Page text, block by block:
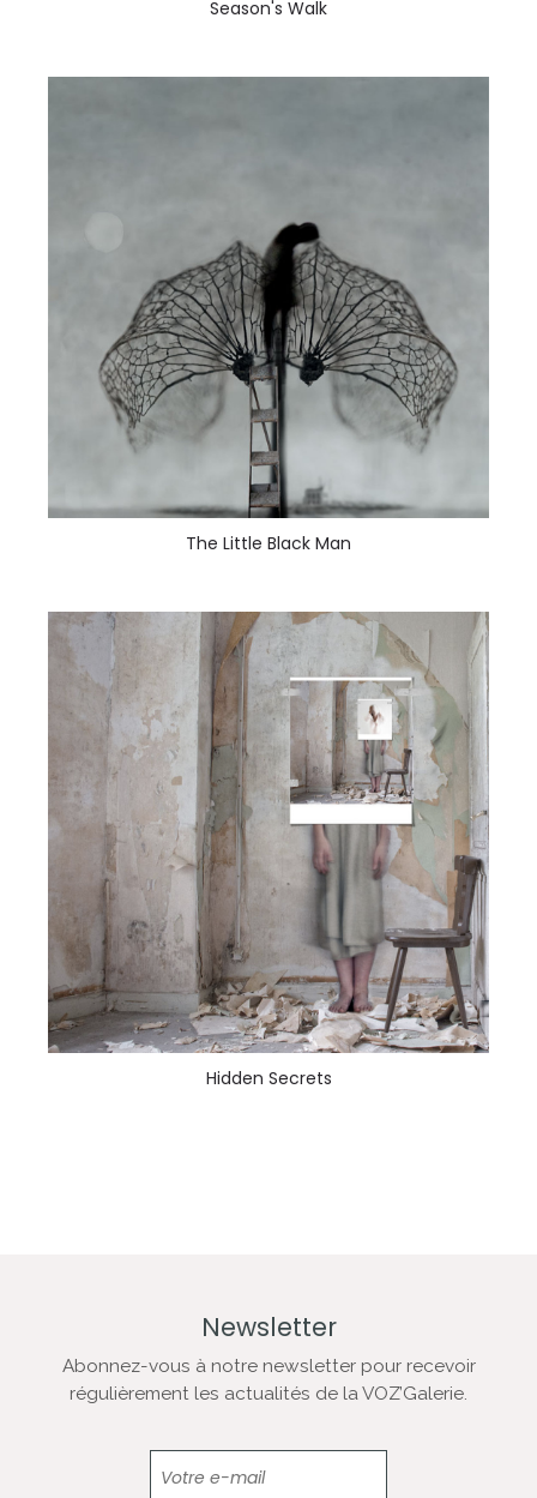
Season's Walk
The Little Black Man
Hidden Secrets
Newsletter
Abonnez-vous à notre newsletter pour recevoir
régulièrement les actualités de la VOZ’Galerie.